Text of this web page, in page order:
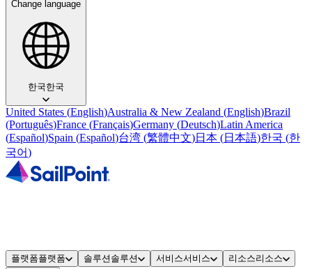
Change language
한국한국
United States (English)Australia & New Zealand (English)Brazil
(Português)France (Français)Germany (Deutsch)Latin America
(Español)Spain (Español)台湾 (繁體中文)日本 (日本語)한국 (한
국어)
플랫폼플랫폼 솔루션 솔루션 서비스서비스 리소스리소스